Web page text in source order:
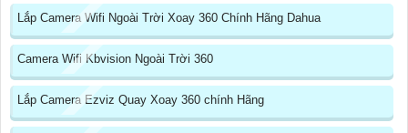
Lắp Camera Wifi Ngoài Trời Xoay 360 Chính Hãng Dahua
Camera Wifi Kbvision Ngoài Trời 360
Lắp Camera Ezviz Quay Xoay 360 chính Hãng